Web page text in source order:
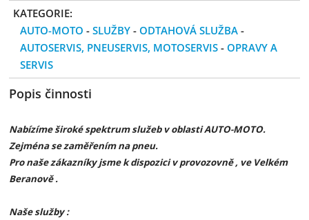
KATEGORIE:
AUTO-MOTO -SLUŽBY - ODTAHOVÁ SLUŽBA -
AUTOSERVIS, PNEUSERVIS, MOTOSERVIS - OPRAVY A
SERVIS
Popis činnosti
Nabízíme široké spektrum služeb v oblasti AUTO-MOTO.
Zejména se zaměřením na pneu.
Pro naše zákazníky jsme k dispozici v provozovně , ve Velkém
Beranově .
Naše služby :